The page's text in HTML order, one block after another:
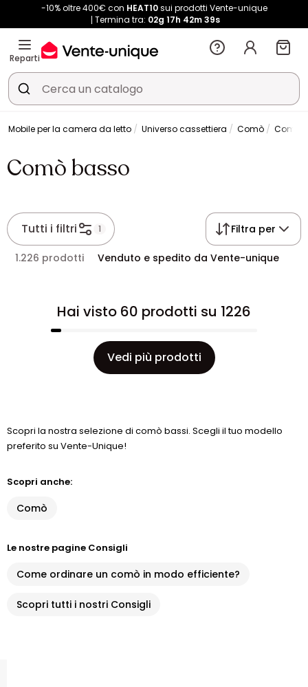
-10% oltre 400€ con HEAT10sui prodotti Vente-unique
Termina tra: 02g 17h 42m 37s
Reparti
Mobile per la camera da letto Universo cassettiera Comò Comò
Comò basso
Tutti i filtri 1 Filtra per
1.226 prodotti Venduto e spedito da Vente-unique
Hai visto 60 prodotti su 1226
Vedi più prodotti
Scopri la nostra selezione di comò bassi. Scegli il tuo modello
preferito su Vente-Unique!
Scopri anche:
Comò
Le nostre pagine Consigli
Come ordinare un comò in modo efficiente?
Scopri tutti i nostri Consigli